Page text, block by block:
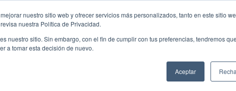
nuestro sitio web y ofrecer servicios más personalizados, tanto en este sitio
nuestra Política de Privacidad.
nuestro sitio. Sin embargo, con el fin de cumplir con tus preferencias, tendremos
a tomar esta decisión de nuevo.
Aceptar